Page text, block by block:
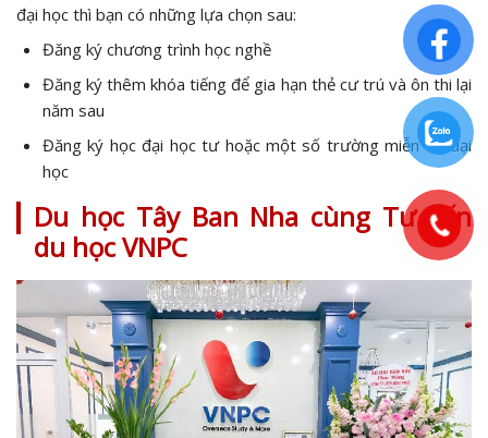
đại học thì bạn có những lựa chọn sau:
Đăng ký chương trình học nghề
Đăng ký thêm khóa tiếng để gia hạn thẻ cư trú và ôn thi lại
năm sau
Đăng ký học đại học tư hoặc một số trường miễn thi đại
học
Du học Tây Ban Nha cùng Tư vấn
du học VNPC